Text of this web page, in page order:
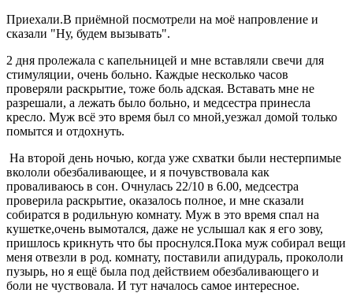
Приехали.В приёмной посмотрели на моё напровление и
сказали "Ну, будем вызывать".
2 дня пролежала с капельницей и мне вставляли свечи для
стимуляции, очень больно. Каждые несколько часов
проверяли раскрытие, тоже боль адская. Вставать мне не
разрешали, а лежать было больно, и медсестра принесла
кресло. Муж всё это время был со мной,уезжал домой только
помытся и отдохнуть.
На второй день ночью, когда уже схватки были нестерпимые
вкололи обезбаливающее, и я почувствовала как
проваливаюсь в сон. Очнулась 22/10 в 6.00, медсестра
проверила раскрытие, оказалось полное, и мне сказали
собиратся в родильную комнату. Муж в это время спал на
кушетке,очень вымотался, даже не услышал как я его зову,
пришлось крикнуть что бы проснулся.Пока муж собирал вещи
меня отвезли в род. комнату, поставили апидураль, прокололи
пузырь, но я ещё была под действием обезбаливающего и
боли не чуствовала. И тут началось самое интересное.